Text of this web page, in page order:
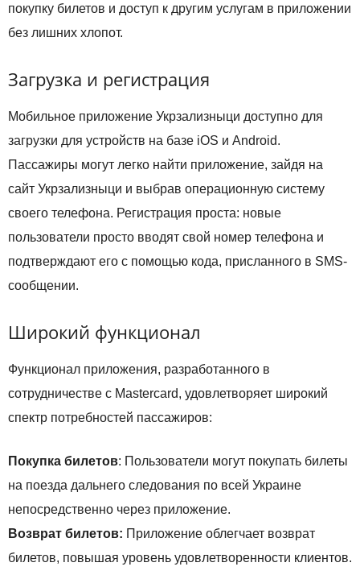
покупку билетов и доступ к другим услугам в приложении
без лишних хлопот.
Загрузка и регистрация
Мобильное приложение Укрзализныци доступно для
загрузки для устройств на базе iOS и Android.
Пассажиры могут легко найти приложение, зайдя на
сайт Укрзализныци и выбрав операционную систему
своего телефона. Регистрация проста: новые
пользователи просто вводят свой номер телефона и
подтверждают его с помощью кода, присланного в SMS-
сообщении.
Широкий функционал
Функционал приложения, разработанного в
сотрудничестве с Mastercard, удовлетворяет широкий
спектр потребностей пассажиров:
Покупка билетов: Пользователи могут покупать билеты
на поезда дальнего следования по всей Украине
непосредственно через приложение.
Возврат билетов: Приложение облегчает возврат
билетов, повышая уровень удовлетворенности клиентов.